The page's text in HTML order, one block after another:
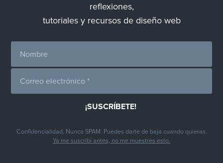
reflexiones,
tutoriales y recursos de diseño web
Confidencialidad. Nunca SPAM. Puedes darte de baja cuando quieras.
Ya me suscribí antes, no me muestres esto.